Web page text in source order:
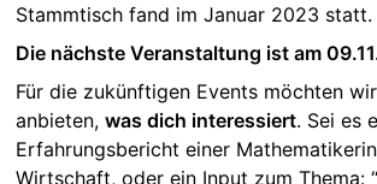
Stammtisch fand im Januar 2023 statt.
Die nächste Veranstaltung ist am
Für die zukünftigen Events möchten
anbieten,was dich interessiert. Sei es
Erfahrungsbericht einer
Wirtschaft, oder ein Input zum Thema: